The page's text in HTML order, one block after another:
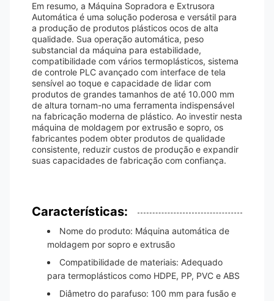
Em resumo, a Máquina Sopradora e Extrusora
Automática é uma solução poderosa e versátil para
a produção de produtos plásticos ocos de alta
qualidade. Sua operação automática, peso
substancial da máquina para estabilidade,
compatibilidade com vários termoplásticos, sistema
de controle PLC avançado com interface de tela
sensível ao toque e capacidade de lidar com
produtos de grandes tamanhos de até 10.000 mm
de altura tornam-no uma ferramenta indispensável
na fabricação moderna de plástico. Ao investir nesta
máquina de moldagem por extrusão e sopro, os
fabricantes podem obter produtos de qualidade
consistente, reduzir custos de produção e expandir
suas capacidades de fabricação com confiança.
Características:
Nome do produto: Máquina automática de
moldagem por sopro e extrusão
Compatibilidade de materiais: Adequado
para termoplásticos como HDPE, PP, PVC e ABS
Diâmetro do parafuso: 100 mm para fusão e